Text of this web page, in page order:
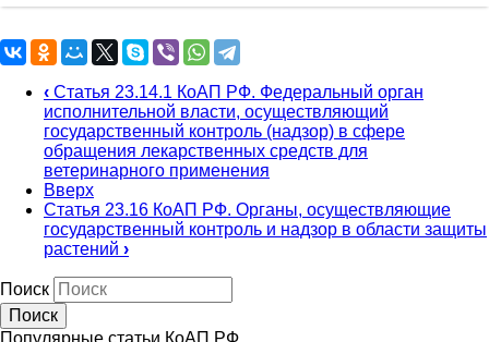
‹ Статья 23.14.1 КоАП РФ. Федеральный орган
исполнительной власти, осуществляющий
государственный контроль (надзор) в сфере
обращения лекарственных средств для
ветеринарного применения
Вверх
Статья 23.16 КоАП РФ. Органы, осуществляющие
государственный контроль и надзор в области защиты
растений ›
Поиск
Популярные статьи КоАП РФ